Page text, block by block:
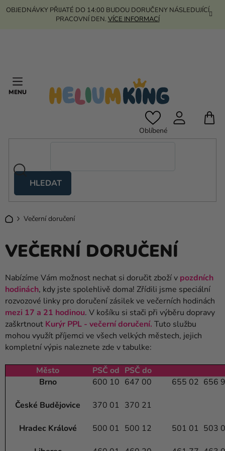
Přejít
OBJEDNÁVKY PŘIJATÉ DO 14:00 BUDOU DORUČENY NÁSLEDUJÍCÍ
PRACOVNÍ DEN. VÍCE INFORMACÍ
HLEDAT
Oblíbené
stany
Kanekalon
Helium
a
Svatba
Párty
Výzdoba
a
doplňky
Kostýmy
Dárky
Domů Večerní doručení
VEČERNÍ DORUČENÍ
Nabízíme Vám možnost nechat si doručit zboží v pozdních
hodinách, kdy jste spolehlivě doma! Zřídili jsme speciální
rozvozové linky pro doručení zásilek ve večerních hodinách
mezi 17 a 21 hodinou. V košíku si stači při výběru dopravy
zaškrtnout Kurýr PPL - večerní doručení. Tuto službu
mohou využít příjemci ve všech velkých městech, jejich
kompletní výpis naleznete zde v tabulke:
Město PSČ od PSČ do
Brno
600 10 647 00 655 02 656
České Budějovice 370 01 370 21
Hradec Králové 500 01 500 12 501 01 503